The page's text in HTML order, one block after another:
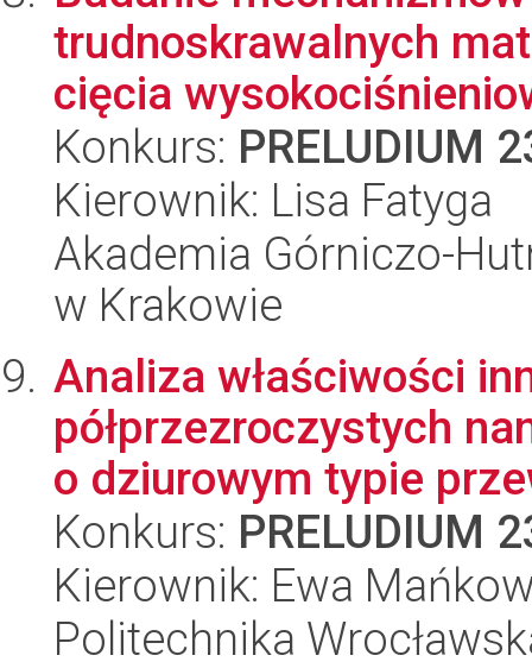
trudnoskrawalnych
cięcia
Konkurs: PRELUDIUM
Kierownik: Lisa Fatyga
Akademia Górniczo-
w Krakowie
Analiza właściwości
półprzezroczystych
o dziurowym typie
Konkurs: PRELUDIUM
Kierownik: Ewa
Politechnika